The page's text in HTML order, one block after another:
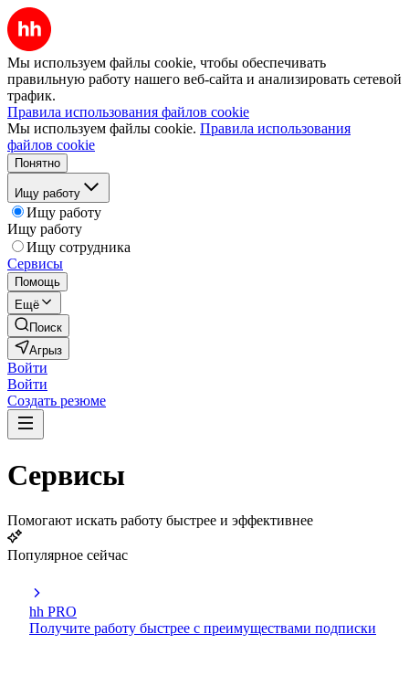
Мы используем файлы cookie, чтобы обеспечивать
правильную работу нашего веб-сайта и анализировать сетевой
трафик.
Правила использования файлов cookie
Мы используем файлы cookie. Правила использования
файлов cookie
Понятно
Ищу работу
Ищу работу
Ищу работу
Ищу сотрудника
Сервисы
Помощь
Ещё
Поиск
Агрыз
Войти
Войти
Создать резюме
Сервисы
Помогают искать работу быстрее и эффективнее
Популярное сейчас
hh PRO
Получите работу быстрее с преимуществами подписки